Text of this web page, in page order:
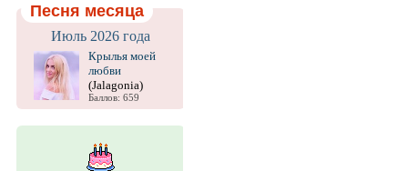
Песня месяца
Июль 2026 года
Крылья моей
любви
(Jalagonia)
Баллов: 659